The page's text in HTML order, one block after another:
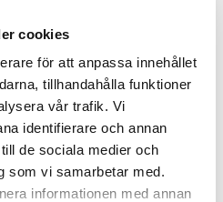
cookies
för att anpassa innehållet
tillhandahålla funktioner
vår trafik. Vi
identifierare och annan
de sociala medier och
som vi samarbetar med.
informationen med annan
vi upp för frågor.